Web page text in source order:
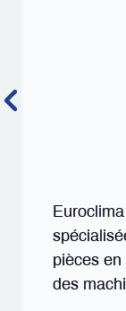
pièces
des